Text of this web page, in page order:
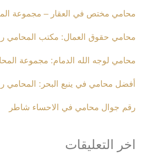
محامي مختص في العقار – مجموعة
محامي حقوق العمال: مكتب المحامي
محامي لوجه الله الدمام: مجموعة
أفضل محامي في ينبع البحر: المحامي
رقم جوال محامي في الاحساء شاطر
اخر التعليقات